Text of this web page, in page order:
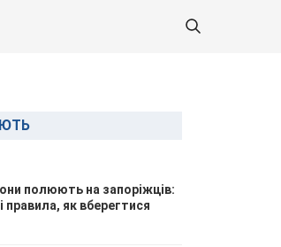
полюють на запоріжців:
правила, як вберегтися